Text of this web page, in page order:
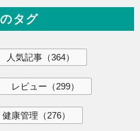
タグ
人気記事 （364）
レビュー （299）
健康管理 （276）